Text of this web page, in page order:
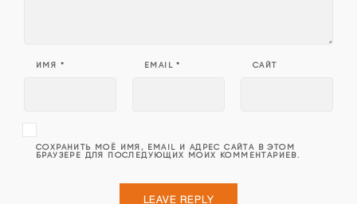
ИМЯ * EMAIL* САЙТ
СОХРАНИТЬ МОЁ ИМЯ, EMAIL И АДРЕС САЙТА В ЭТОМ
БРАУЗЕРЕ ДЛЯ ПОСЛЕДУЮЩИХ МОИХ КОММЕНТАРИЕВ.